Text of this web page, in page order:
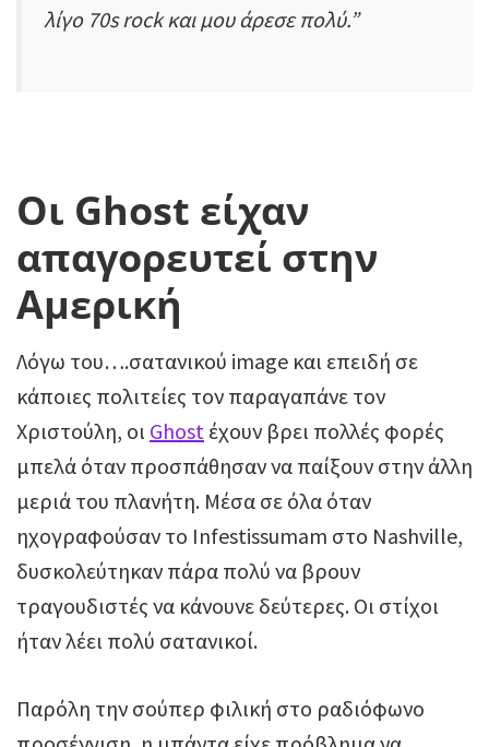
λίγο 70s rock και μου άρεσε πολύ.”
Οι Ghost είχαν
απαγορευτεί στην
Αμερική
Λόγω του….σατανικού image και επειδή σε
κάποιες πολιτείες τον παραγαπάνε τον
Χριστούλη, οι Ghost έχουν βρει πολλές φορές
μπελά όταν προσπάθησαν να παίξουν στην άλλη
μεριά του πλανήτη. Μέσα σε όλα όταν
ηχογραφούσαν το Infestissumam στο Nashville,
δυσκολεύτηκαν πάρα πολύ να βρουν
τραγουδιστές να κάνουνε δεύτερες. Οι στίχοι
ήταν λέει πολύ σατανικοί.
Παρόλη την σούπερ φιλική στο ραδιόφωνο